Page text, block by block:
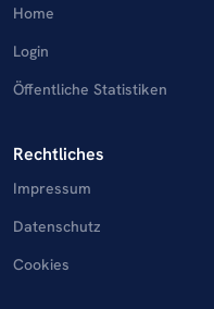
Home
Login
Öffentliche Statistiken
Rechtliches
Impressum
Datenschutz
Cookies